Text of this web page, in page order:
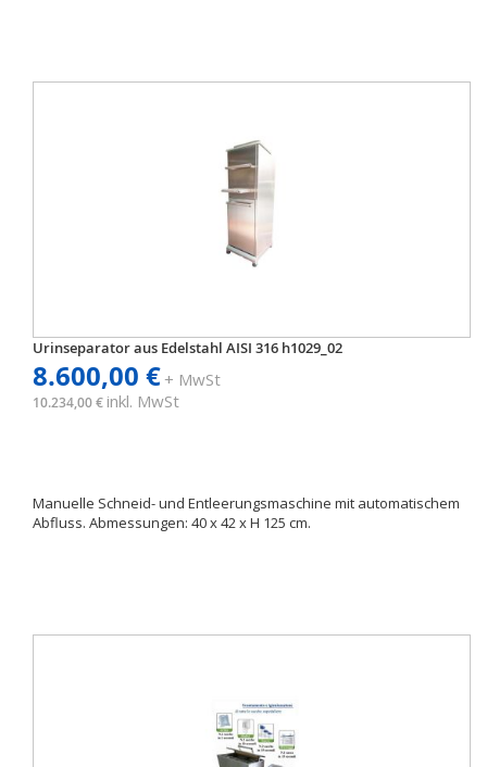
Urinseparator aus Edelstahl AISI 316 h1029_02
8.600,00 €+ MwSt
10.234,00 € inkl. MwSt
Manuelle Schneid- und Entleerungsmaschine mit automatischem
Abfluss. Abmessungen: 40 x 42 x H 125 cm.